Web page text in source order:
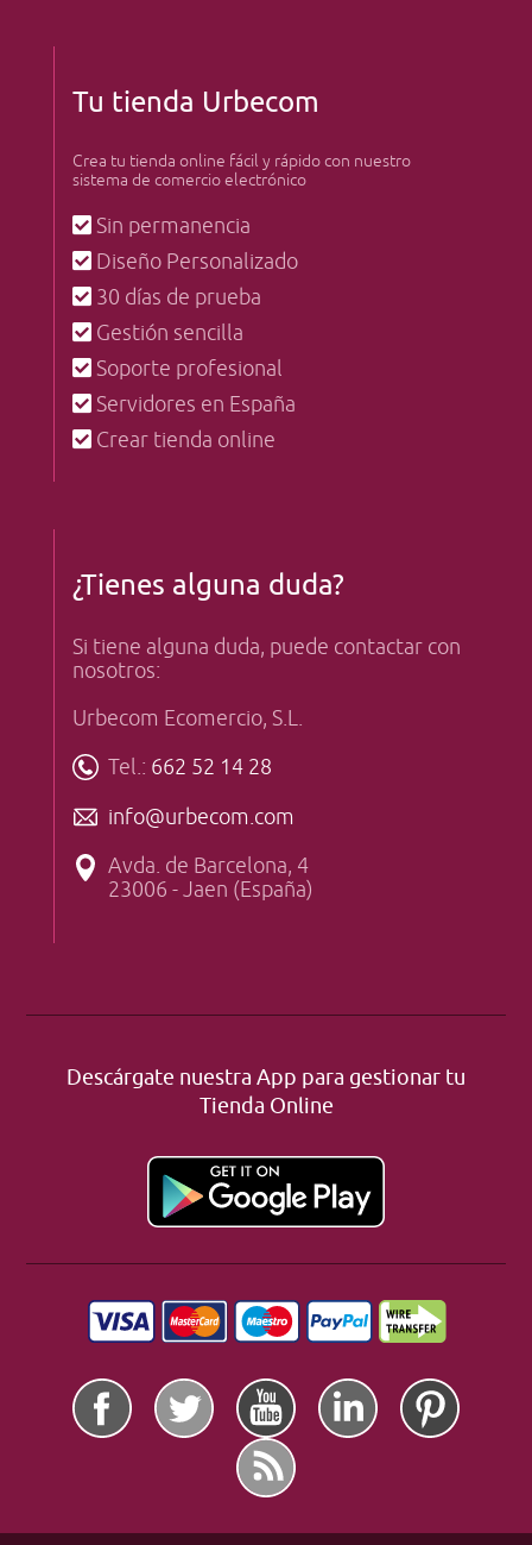
Tu tienda Urbecom
Crea tu tienda online fácil y rápido con nuestro
sistema de comercio electrónico
Sin permanencia
Diseño Personalizado
30 días de prueba
Gestión sencilla
Soporte profesional
Servidores en España
Crear tienda online
¿Tienes alguna duda?
Si tiene alguna duda, puede contactar con
nosotros:
Urbecom Ecomercio, S.L.
Tel.: 662 52 14 28
info@urbecom.com
Avda. de Barcelona, 4
23006 - Jaen (España)
Descárgate nuestra App para gestionar tu
Tienda Online